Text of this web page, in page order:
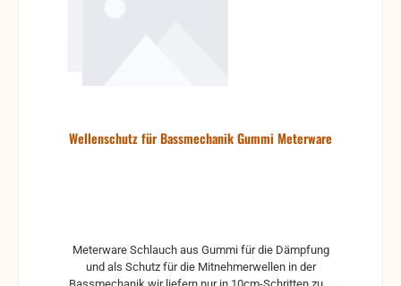
Wellenschutz für Bassmechanik Gummi Meterware
Meterware Schlauch aus Gummi für die Dämpfung
und als Schutz für die Mitnehmerwellen in der